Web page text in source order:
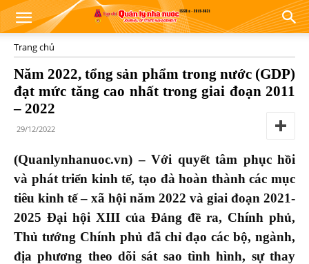
Trang chủ
Năm 2022, tổng sản phẩm trong nước (GDP)
đạt mức tăng cao nhất trong giai đoạn 2011
– 2022
29/12/2022
(Quanlynhanuoc.vn) – Với quyết tâm phục hồi
và phát triển kinh tế, tạo đà hoàn thành các mục
tiêu kinh tế – xã hội năm 2022 và giai đoạn 2021-
2025 Đại hội XIII của Đảng đề ra, Chính phủ,
Thủ tướng Chính phủ đã chỉ đạo các bộ, ngành,
địa phương theo dõi sát sao tình hình, sự thay